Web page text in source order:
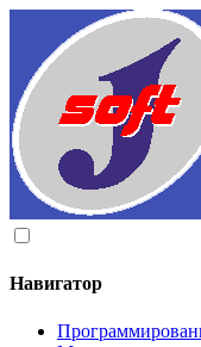
Навигатор